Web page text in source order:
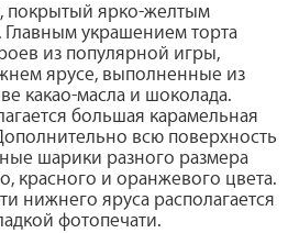
покрытый ярко-желтым
украшением торта
из популярной игры,
ярусе, выполненные из
какао-масла и шоколада.
большая карамельная
всю поверхность
шарики разного размера
красного и оранжевого цвета.
нижнего яруса располагается
фотопечати.